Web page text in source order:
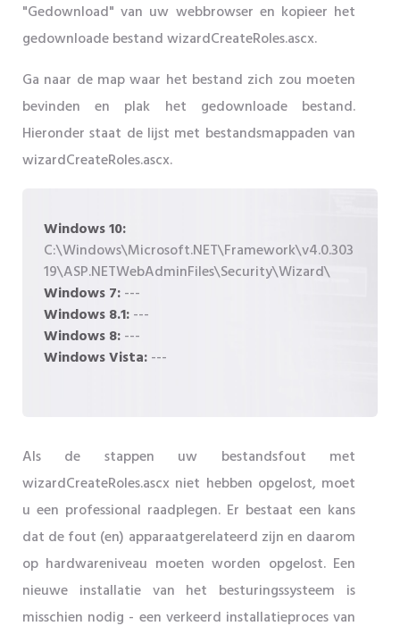
"Gedownload" van uw webbrowser en kopieer het
gedownloade bestand wizardCreateRoles.ascx.
Ga naar de map waar het bestand zich zou moeten
bevinden en plak het gedownloade bestand.
Hieronder staat de lijst met bestandsmappaden van
wizardCreateRoles.ascx.
Windows 10:
C:\Windows\Microsoft.NET\Framework\v4.0.303
19\ASP.NETWebAdminFiles\Security\Wizard\
Windows 7:---
Windows 8.1:---
Windows 8:---
Windows Vista:---
Als de stappen uw bestandsfout met
wizardCreateRoles.ascx niet hebben opgelost, moet
u een professional raadplegen. Er bestaat een kans
dat de fout (en) apparaatgerelateerd zijn en daarom
op hardwareniveau moeten worden opgelost. Een
nieuwe installatie van het besturingssysteem is
misschien nodig - een verkeerd installatieproces van